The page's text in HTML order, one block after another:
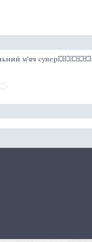
м'яч супер💥💥💥💥💥